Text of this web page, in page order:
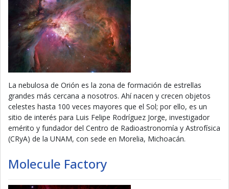
La nebulosa de Orión es la zona de formación de estrellas
grandes más cercana a nosotros. Ahí nacen y crecen objetos
celestes hasta 100 veces mayores que el Sol; por ello, es un
sitio de interés para Luis Felipe Rodríguez Jorge, investigador
emérito y fundador del Centro de Radioastronomía y Astrofísica
(CRyA) de la UNAM, con sede en Morelia, Michoacán.
Molecule Factory